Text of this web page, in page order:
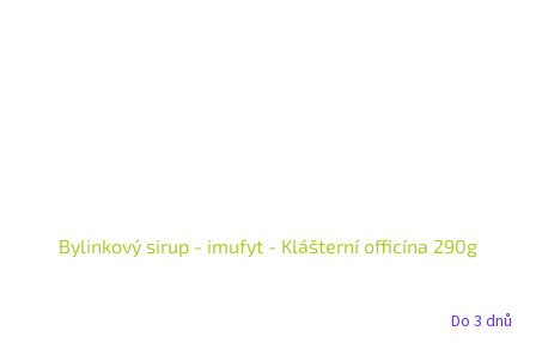
Bylinkový sirup - imufyt - Klášterní officína 290g
Do 3 dnů